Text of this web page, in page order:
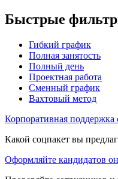
Быстрые
Гибкий график
Полная занятость
Полный день
Проектная работа
Сменный график
Вахтовый метод
Корпоративная поддержка
Какой соцпакет вы
Оформляйте кандидатов